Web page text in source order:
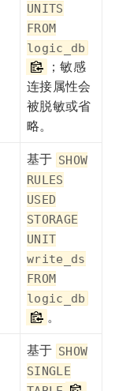
UNITS
FROM
logic_db
；敏感
连接属性会
被脱敏或省
略。
基于 SHOW
RULES
USED
STORAGE
UNIT
write_ds
FROM
logic_db
。
基于 SHOW
SINGLE